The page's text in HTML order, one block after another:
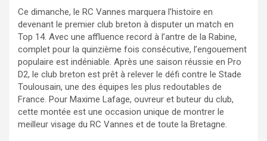
Ce dimanche, le RC Vannes marquera l’histoire en
devenant le premier club breton à disputer un match en
Top 14. Avec une affluence record à l’antre de la Rabine,
complet pour la quinzième fois consécutive, l’engouement
populaire est indéniable. Après une saison réussie en Pro
D2, le club breton est prêt à relever le défi contre le Stade
Toulousain, une des équipes les plus redoutables de
France. Pour Maxime Lafage, ouvreur et buteur du club,
cette montée est une occasion unique de montrer le
meilleur visage du RC Vannes et de toute la Bretagne.